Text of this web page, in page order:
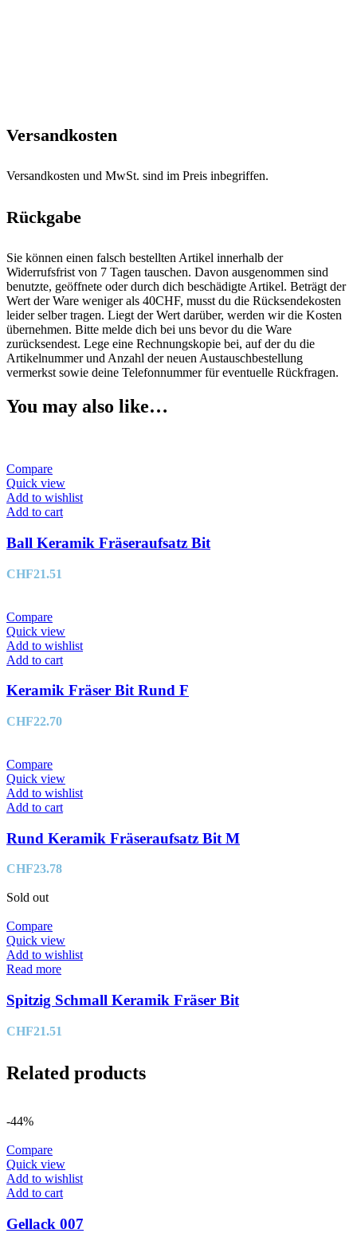
Versandkosten
Versandkosten und MwSt. sind im Preis inbegriffen.
Rückgabe
Sie können einen falsch bestellten Artikel innerhalb der
Widerrufsfrist von 7 Tagen tauschen. Davon ausgenommen sind
benutzte, geöffnete oder durch dich beschädigte Artikel. Beträgt der
Wert der Ware weniger als 40CHF, musst du die Rücksendekosten
leider selber tragen. Liegt der Wert darüber, werden wir die Kosten
übernehmen. Bitte melde dich bei uns bevor du die Ware
zurücksendest. Lege eine Rechnungskopie bei, auf der du die
Artikelnummer und Anzahl der neuen Austauschbestellung
vermerkst sowie deine Telefonnummer für eventuelle Rückfragen.
You may also like…
Compare
Quick view
Add to wishlist
Add to cart
Ball Keramik Fräseraufsatz Bit
CHF21.51
Compare
Quick view
Add to wishlist
Add to cart
Keramik Fräser Bit Rund F
CHF22.70
Compare
Quick view
Add to wishlist
Add to cart
Rund Keramik Fräseraufsatz Bit M
CHF23.78
Sold out
Compare
Quick view
Add to wishlist
Read more
Spitzig Schmall Keramik Fräser Bit
CHF21.51
Related products
-44%
Compare
Quick view
Add to wishlist
Add to cart
Gellack 007